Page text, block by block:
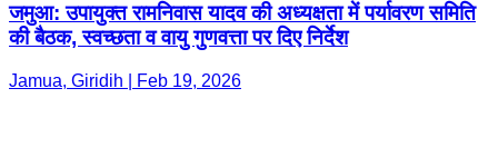
जमुआ: उपायुक्त रामनिवास यादव की अध्यक्षता में पर्यावरण समिति
की बैठक, स्वच्छता व वायु गुणवत्ता पर दिए निर्देश
Jamua, Giridih | Feb 19, 2026